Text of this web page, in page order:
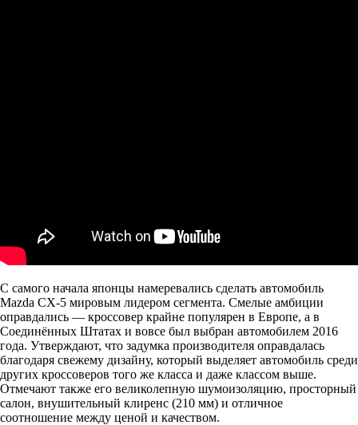
С самого начала японцы намеревались сделать автомобиль
Mazda CX-5 мировым лидером сегмента. Смелые амбиции
оправдались — кроссовер крайне популярен в Европе, а в
Соединённых Штатах и вовсе был выбран автомобилем 2016
года. Утверждают, что задумка производителя оправдалась
благодаря свежему дизайну, который выделяет автомобиль среди
других кроссоверов того же класса и даже классом выше.
Отмечают также его великолепную шумоизоляцию, просторный
салон, внушительный клиренс (210 мм) и отличное
соотношение между ценой и качеством.